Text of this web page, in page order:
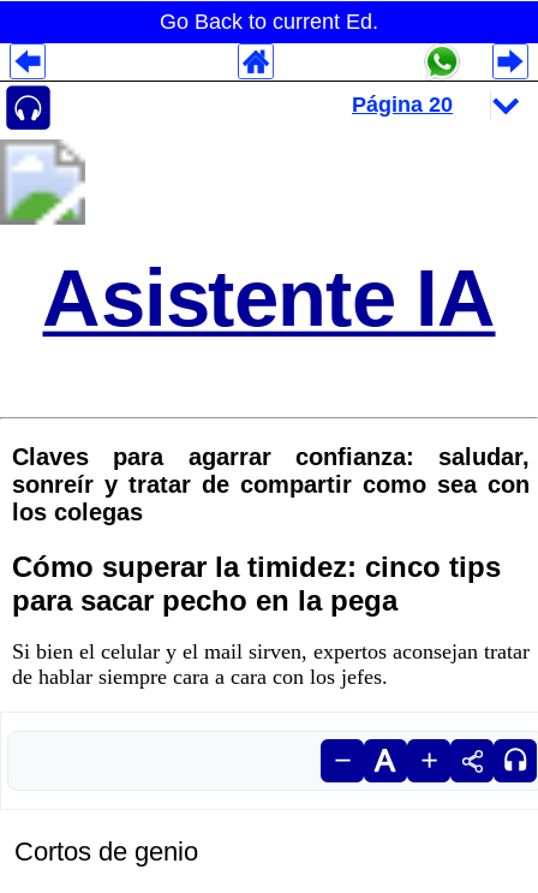
Go Back to current Ed.
Asistente IA
Claves para agarrar confianza: saludar,
sonreír y tratar de compartir como sea con
los colegas
Cómo superar la timidez: cinco tips
para sacar pecho en la pega
Si bien el celular y el mail sirven, expertos aconsejan tratar
de hablar siempre cara a cara con los jefes.
Cortos de genio
Despliegues Analytics
Despliegues Totales
Despliegues por Rubros